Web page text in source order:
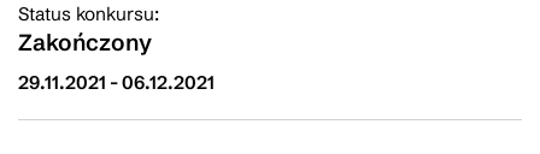
Status konkursu:
Zakończony
29.11.2021 -06.12.2021